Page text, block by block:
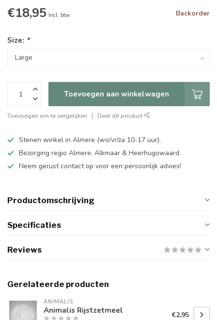
€18,95 Incl. btw Backorder
Size: *
Toevoegen aan winkelwagen
Toevoegen om te vergelijken Deel dit product
Stenen winkel in Almere (wo/vr/za 10-17 uur).
Bezorging regio Almere, Alkmaar & Heerhugowaard.
Neem gerust contact op voor een persoonlijk advies!
Productomschrijving
Specificaties
Reviews
Gerelateerde producten
ANIMALIS
Animalis Rijstzetmeel €2,95